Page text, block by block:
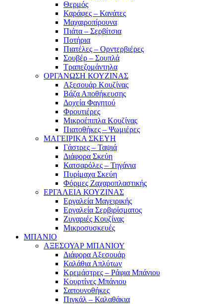
Θερμός
Καράφες – Κανάτες
Μαχαιροπίρουνα
Πιάτα – Σερβίτσια
Ποτήρια
Πιατέλες – Ορντερβιέρες
Σουβέρ – Σουπλά
Τραπεζομάντηλα
ΟΡΓΑΝΩΣΗ ΚΟΥΖΙΝΑΣ
Αξεσουάρ Κουζίνας
Βάζα Αποθήκευσης
Δοχεία Φαγητού
Φρουτιέρες
Μικροέπιπλα Κουζίνας
Πιατοθήκες – Ψωμιέρες
ΜΑΓΕΙΡΙΚΑ ΣΚΕΥΗ
Γάστρες – Ταψιά
Διάφορα Σκεύη
Κατσαρόλες – Τηγάνια
Πυρίμαχα Σκεύη
Φόρμες Ζαχαροπλαστικής
ΕΡΓΑΛΕΙΑ ΚΟΥΖΙΝΑΣ
Εργαλεία Μαγειρικής
Εργαλεία Σερβιρίσματος
Ζυγαριές Κουζίνας
Μικροσυσκευές
ΜΠΑΝΙΟ
ΑΞΕΣΟΥΑΡ ΜΠΑΝΙΟΥ
Διάφορα Αξεσουάρ
Καλάθια Απλύτων
Κρεμάστρες – Ράφια Μπάνιου
Κουρτίνες Μπάνιου
Σαπουνοθήκες
Πιγκάλ – Καλαθάκια